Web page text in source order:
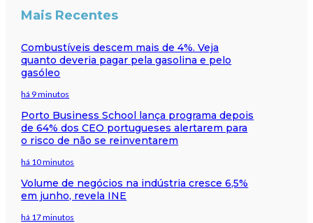
Mais Recentes
Combustíveis descem mais de 4%. Veja
quanto deveria pagar pela gasolina e pelo
gasóleo
há 9 minutos
Porto Business School lança programa depois
de 64% dos CEO portugueses alertarem para
o risco de não se reinventarem
há 10 minutos
Volume de negócios na indústria cresce 6,5%
em junho, revela INE
há 17 minutos